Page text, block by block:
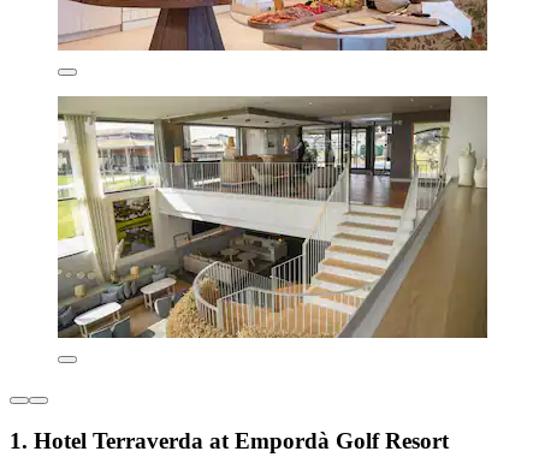
1. Hotel Terraverda at Empordà Golf Resort